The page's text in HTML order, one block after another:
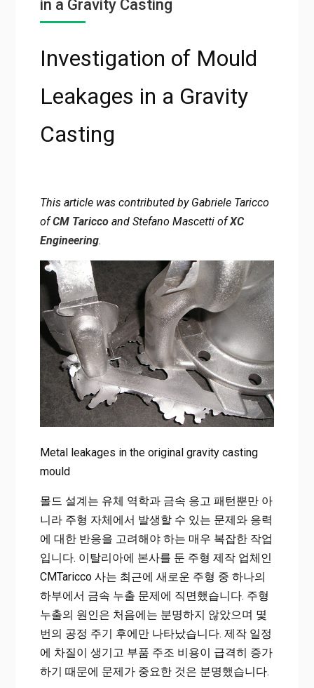
in a Gravity Casting
Investigation of Mould
Leakages in a Gravity
Casting
This article was contributed by Gabriele Taricco
ofCM Tariccoand Stefano Mascetti ofXC
Engineering.
Metal leakages in the original gravity casting
mould
몰드 설계는 유체 역학과 금속 응고 패턴뿐만 아
니라 주형 자체에서 발생할 수 있는 문제와 응력
에 대한 반응을 고려해야 하는 매우 복잡한 작업
입니다. 이탈리아에 본사를 둔 주형 제작 업체인
CMTaricco 사는 최근에 새로운 주형 중 하나의
하부에서 금속 누출 문제에 직면했습니다. 주형
누출의 원인은 처음에는 분명하지 않았으며 몇
번의 공정 주기 후에만 나타났습니다. 제작 일정
에 차질이 생기고 부품 주조 비용이 급격히 증가
하기 때문에 문제가 중요한 것은 분명했습니다.